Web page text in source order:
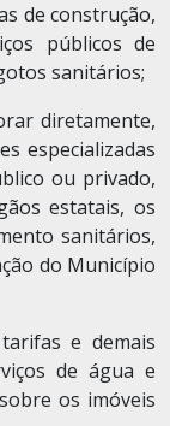
de construção,
públicos de
sanitários;
diretamente,
especializadas
ou privado,
estatais, os
sanitários,
do Município
e demais
de água e
os imóveis